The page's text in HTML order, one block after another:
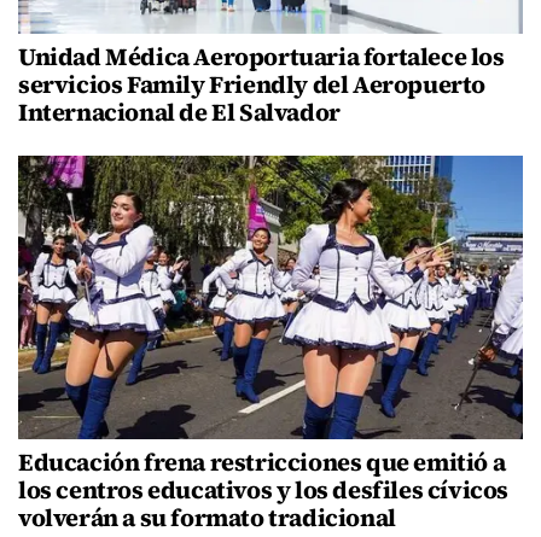
Unidad Médica Aeroportuaria fortalece los
servicios Family Friendly del Aeropuerto
Internacional de El Salvador
Educación frena restricciones que emitió a
los centros educativos y los desfiles cívicos
volverán a su formato tradicional